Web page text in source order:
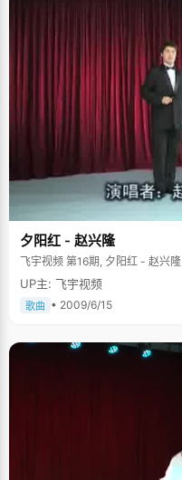
夕阳红 - 赵兴隆
飞宇视频 第16期, 夕阳红 - 赵兴隆
UP主: 飞宇视频
歌曲 • 2009/6/15